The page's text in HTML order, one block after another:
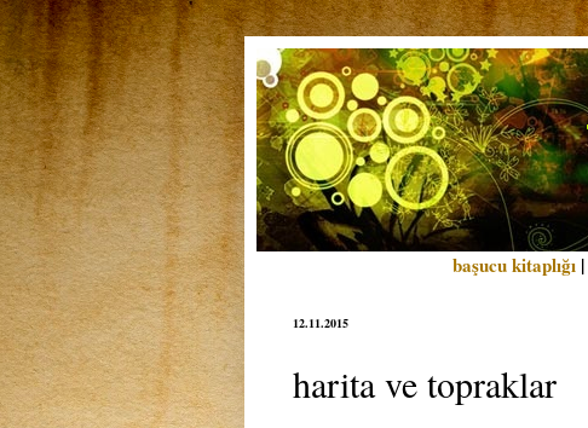
başucu kitaplığı |
12.11.2015
harita ve topraklar